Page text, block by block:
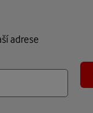
adrese